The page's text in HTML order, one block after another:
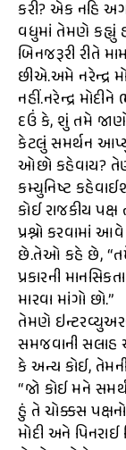
કરી? એક નહિ
વધુમાં તેમણે કહ્યું
બિનજરૂરી રીતે
છીએ.અમે નરેન્દ્ર
નહીં.નરેન્દ્ર
દઉં કે, શું તમે
કેટલું સમર્થન
ઓછો કહેવાય?
કમ્યુનિષ્ટ
કોઈ રાજકીય
પ્રશ્નો કરવામાં
છે.તેઓ કહે છે, “તમે
પ્રકારની
મારવા માંગો છો.”
તેમણે
સમજવાની સલાહ
કે અન્ય કોઈ,
“જો કોઈ મને
હું તે ચોક્કસ
મોદી અને